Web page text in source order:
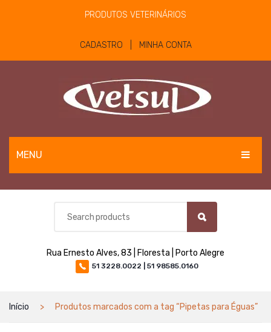
PRODUTOS VETERINÁRIOS
CADASTRO | MINHA CONTA
MENU
EQUINOS
BOVINOS E OVINOS
MATERIAIS E EQUIPAMENTOS
Rua Ernesto Alves, 83 | Floresta | Porto Alegre
51 3228.0022 | 51 98585.0160
Início Produtos marcados com a tag “Pipetas para Éguas”